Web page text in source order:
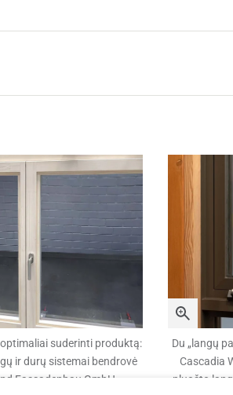
suderinti produktą:
ir durų sistemai bendrovė
Fassadenbau GmbH
Du „langų
Cascadia
pluošto